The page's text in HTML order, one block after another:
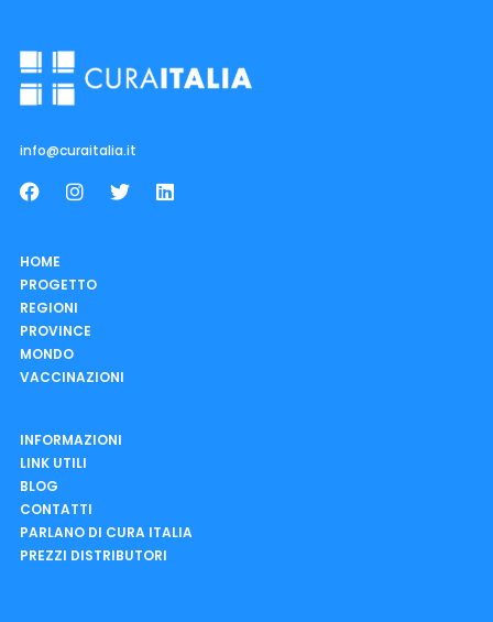
info@curaitalia.it
HOME
PROGETTO
REGIONI
PROVINCE
MONDO
VACCINAZIONI
INFORMAZIONI
LINK UTILI
BLOG
CONTATTI
PARLANO DI CURA ITALIA
PREZZI DISTRIBUTORI